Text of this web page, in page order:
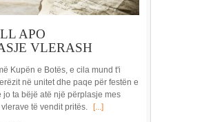
APO
VLERASH
Kupën e Botës, e cila mund t'i
në unitet dhe paqe për festën e
jo ta bëjë atë një përplasje mes
të vendit pritës.
[...]